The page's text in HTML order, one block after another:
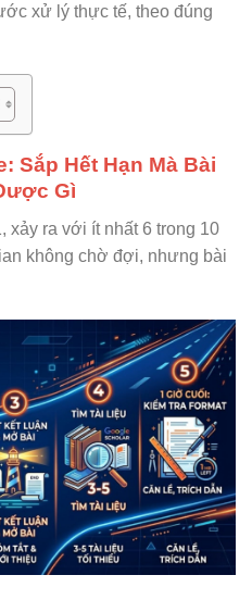
xử lý thực tế, theo đúng
Sắp Hết Hạn Mà Bài
Gì
xảy ra với ít nhất 6 trong 10
không chờ đợi, nhưng bài